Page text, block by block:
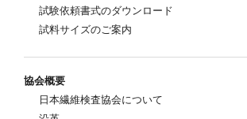
試験依頼書式のダウンロード
試料サイズのご案内
協会概要
日本繊維検査協会について